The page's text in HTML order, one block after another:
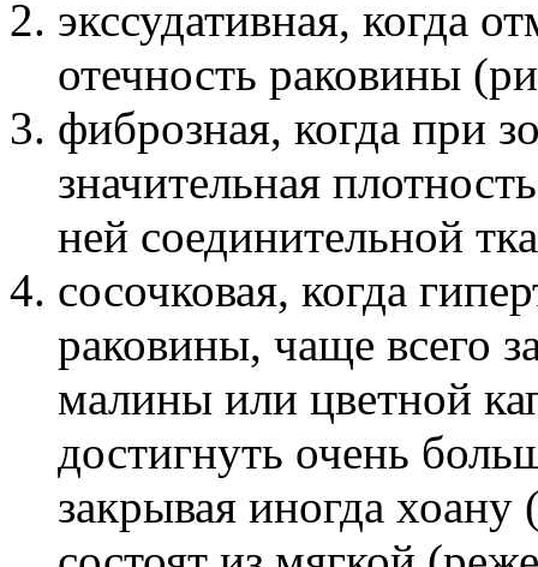
экссудативная, когда
отечность раковины
фиброзная, когда при
значительная
ней соединительной
сосочковая, когда
раковины, чаще всего
малины или цветной
достигнуть очень
закрывая иногда